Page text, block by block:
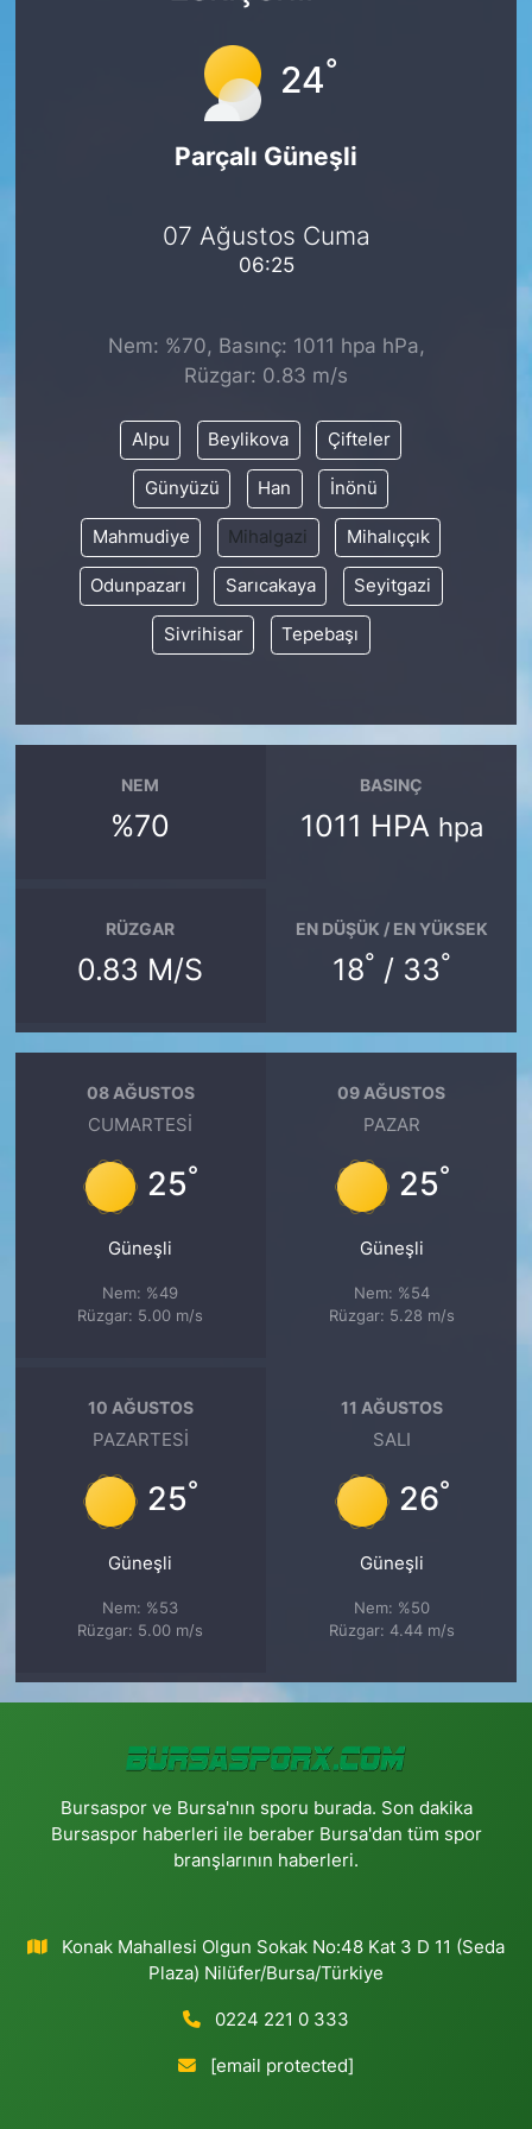
24°
Parçalı Güneşli
07 Ağustos Cuma
06:25
Nem: %70, Basınç: 1011 hpa hPa,
Rüzgar: 0.83 m/s
Alpu Beylikova Çifteler
Günyüzü Han İnönü
Mahmudiye Mihalgazi Mihalıççık
Odunpazarı Sarıcakaya Seyitgazi
Sivrihisar Tepebaşı
NEM
%70
BASINÇ
1011 HPA hpa
RÜZGAR
0.83 M/S
EN DÜŞÜK / EN YÜKSEK
18° / 33°
08 AĞUSTOS
CUMARTESI
25°
Güneşli
Nem: %49
Rüzgar: 5.00 m/s
09 AĞUSTOS
PAZAR
25°
Güneşli
Nem: %54
Rüzgar: 5.28 m/s
10 AĞUSTOS
PAZARTESI
25°
Güneşli
Nem: %53
Rüzgar: 5.00 m/s
11 AĞUSTOS
SALI
26°
Güneşli
Nem: %50
Rüzgar: 4.44 m/s
Bursaspor ve Bursa'nın sporu burada. Son dakika
Bursaspor haberleri ile beraber Bursa'dan tüm spor
branşlarının haberleri.
Konak Mahallesi Olgun Sokak No:48 Kat 3 D 11 (Seda
Plaza) Nilüfer/Bursa/Türkiye
0224 221 0 333
[email protected]